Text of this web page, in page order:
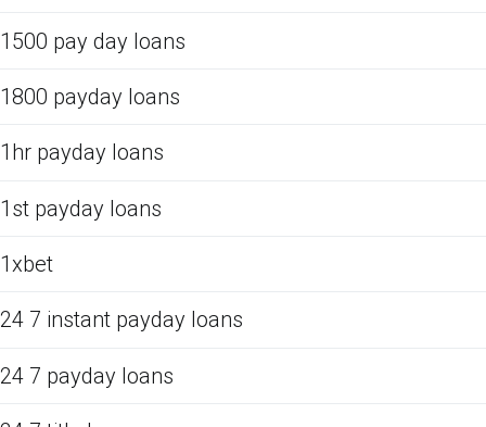
1500 pay day loans
1800 payday loans
1hr payday loans
1st payday loans
1xbet
24 7 instant payday loans
24 7 payday loans